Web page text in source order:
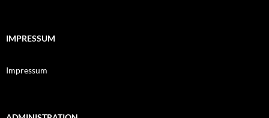
IMPRESSUM
Impressum